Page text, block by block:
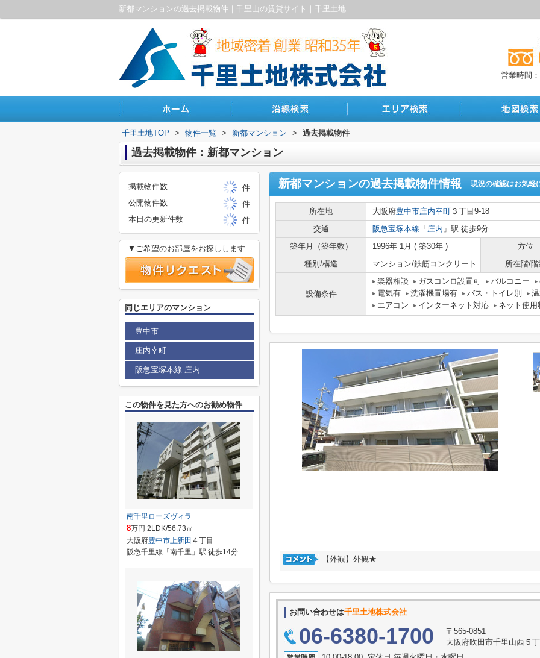
新都マンションの過去掲載物件｜千里山の賃貸サイト｜千里土地
営業時間
千里土地TOP > 物件一覧 > 新都マンション > 過去掲載物件
過去掲載物件：新都マンション
新都マンションの過去掲載物件情報 現況の確認はお気軽
所在地 大阪府豊中市庄内幸町 ３丁目9-18
交通
阪急宝塚本線 「 庄内 」駅 徒歩9分
築年月（築年数）
1996年 1月 ( 築30年 )
方位
種別/構造
マンション/鉄筋コンクリート 所在階/
設備条件
楽器相談 ガスコンロ設置可 バルコニー
電気有
洗濯機置場有 バス・トイレ別
エアコン
インターネット対応 ネット使用
【外観】外観★
お問い合わせは千里土地株式会社
06-6380-1700
〒565-0851
大阪府吹田市千里山西５
掲載物件数
件
公開物件数
件
本日の更新件数
件
▼ご希望のお部屋をお探しします
同じエリアのマンション
豊中市
庄内幸町
阪急宝塚本線 庄内
この物件を見た方へのお勧め物件
南千里ローズヴィラ
8万円 2LDK/56.73㎡
大阪府豊中市上新田 ４丁目
阪急千里線「南千里」駅 徒歩14分